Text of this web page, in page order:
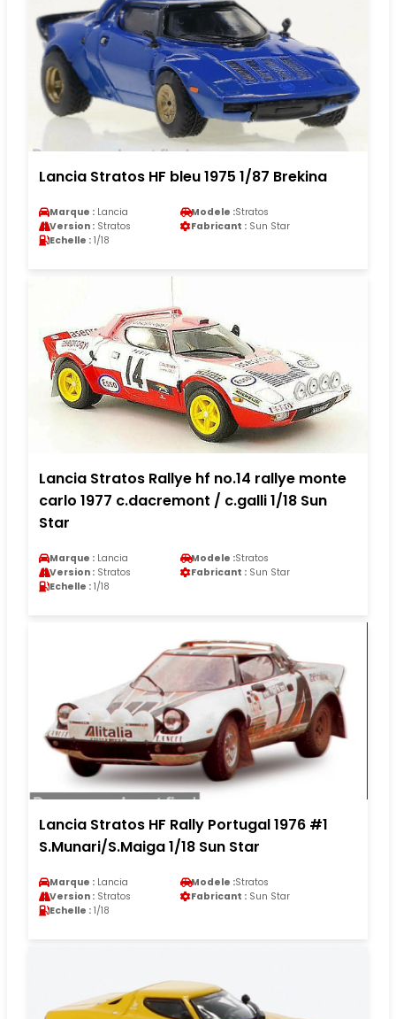
Lancia Stratos HF bleu 1975 1/87 Brekina
Marque : Lancia Modele :Stratos
Version : Stratos Fabricant : Sun Star
Echelle : 1/18
Lancia Stratos Rallye hf no.14 rallye monte
carlo 1977 c.dacremont / c.galli 1/18 Sun
Star
Marque : Lancia Modele :Stratos
Version : Stratos Fabricant : Sun Star
Echelle : 1/18
Lancia Stratos HF Rally Portugal 1976 #1
S.Munari/S.Maiga 1/18 Sun Star
Marque : Lancia Modele :Stratos
Version : Stratos Fabricant : Sun Star
Echelle : 1/18